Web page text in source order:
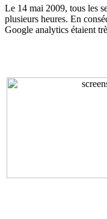
Le 14 mai 2009, tous les
plusieurs heures. En
Google analytics étaient